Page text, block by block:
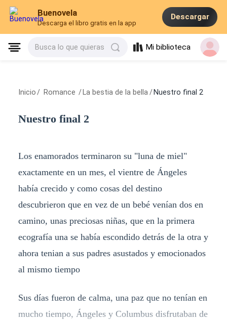
Buenovela
Descarga el libro gratis en la app
Descargar
Busca lo que quieras Mi biblioteca
Inicio / Romance / La bestia de la bella / Nuestro final 2
Nuestro final 2
Los enamorados terminaron su "luna de miel"
exactamente en un mes, el vientre de Ángeles
había crecido y como cosas del destino
descubrieron que en vez de un bebé venían dos en
camino, unas preciosas niñas, que en la primera
ecografía una se había escondido detrás de la otra y
ahora tenian a sus padres asustados y emocionados
al mismo tiempo
Sus días fueron de calma, una paz que no tenían en
mucho tiempo, Ángeles y Columbus disfrutaban de